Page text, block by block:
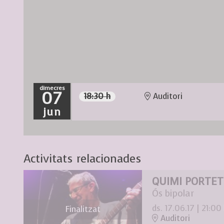
dimecres
07
jun
18:30 h Auditori
Activitats relacionades
Finalitzat
QUIMI PORTET
Ós bipolar
ds. 17.06.17
21:00
Auditori